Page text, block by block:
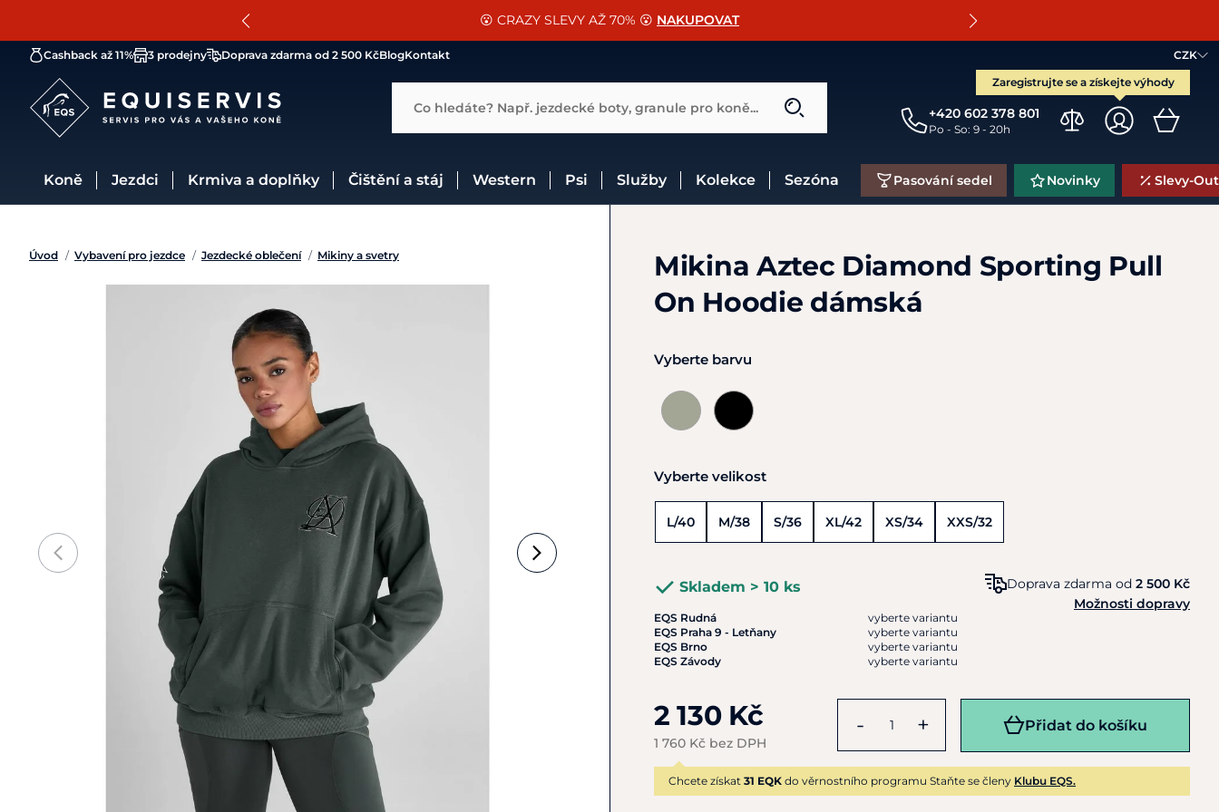
SLEVA 13% na vše od Cassini! CHCI SLEVU
😮 CRAZY SLEVY AŽ 70% 😮 NAKUPOVAT
📐Pasování a doplňky k vybraným sedlům ZDARMA 🐴
CZK
Zaregistrujte se a získejte výhody
+420 602 378 801
Po - So: 9 - 20h
Cashback až 11% 3 prodejny Doprava zdarma od 2 500 KčBlogKontakt
Co hledáte? Např. jezdecké boty, granule pro koně...
Koně Jezdci Krmiva a doplňky Čištění a stáj Western Psi Služby Kolekce Sezóna Pasování sedel Novinky Slevy-
Úvod / Vybavení pro jezdce / Jezdecké oblečení / Mikiny a svetry
Mikina Aztec Diamond Sporting Pull
On Hoodie dámská
Vyberte barvu
Vyberte velikost
L/40 M/38 S/36 XL/42 XS/34 XXS/32
Skladem > 10 ks
EQS Rudná
vyberte variantu
EQS Praha 9 - Letňany
vyberte variantu
EQS Brno
vyberte variantu
EQS Závody
vyberte variantu
Doprava zdarma od 2 500 Kč
Možnosti dopravy
2 130 Kč
1 760 Kč bez DPH
- + Přidat do košíku
Chcete získat 31 EQK do věrnostního programu Staňte se členy Klubu EQS.